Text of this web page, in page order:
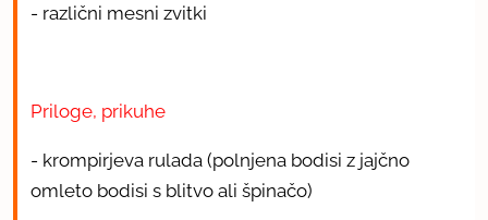
- različni mesni zvitki
Priloge, prikuhe
- krompirjeva rulada (polnjena bodisi z jajčno
omleto bodisi s blitvo ali špinačo)